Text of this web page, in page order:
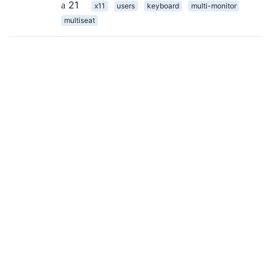
21 x11 users keyboard
multi-monitor
multiseat